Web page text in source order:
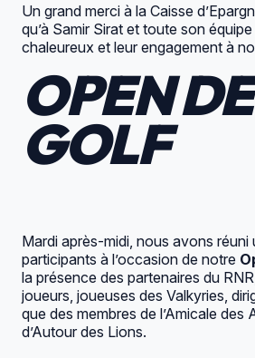
Un grand merci à la Caisse
qu’à Samir Sirat et toute son
chaleureux et leur engagement à
OPEN DE
GOLF
Mardi après-midi, nous avons réuni
participants à l’occasion de notre
la présence des partenaires du
joueurs, joueuses des Valkyries,
que des membres de l’Amicale des
d’Autour des Lions.